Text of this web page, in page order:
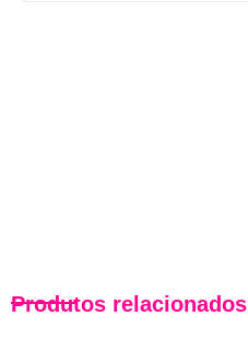
Produtos relacionados